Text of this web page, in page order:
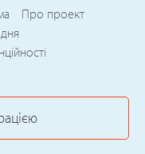
Про проект